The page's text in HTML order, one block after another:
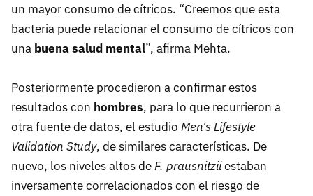
un mayor consumo de cítricos. “Creemos que esta
bacteria puede relacionar el consumo de cítricos con
una buena salud mental”, afirma Mehta.
Posteriormente procedieron a confirmar estos
resultados con hombres, para lo que recurrieron a
otra fuente de datos, el estudio Men's Lifestyle
Validation Study, de similares características. De
nuevo, los niveles altos deF. prausnitziiestaban
inversamente correlacionados con el riesgo de